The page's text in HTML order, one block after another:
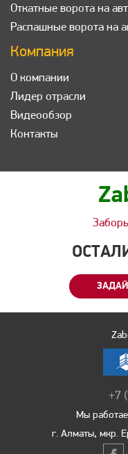
Откатные ворота на
Распашные ворота на
Компания
О компании
Лидер отрасли
Видеообзор
Контакты
+7
Мы
г. Алматы, мкр.